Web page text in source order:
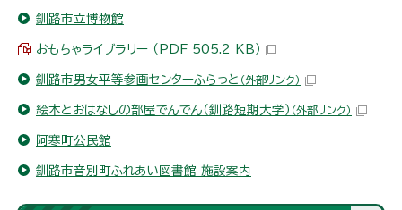
釧路市立博物館
おもちゃライブラリー （PDF 505.2 KB）
釧路市男女平等参画センターふらっと （外部リンク）
絵本とおはなしの部屋でんでん（釧路短期大学） （外部リンク）
阿寒町公民館
釧路市音別町ふれあい図書館 施設案内